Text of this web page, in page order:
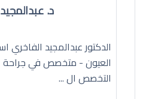
د.
الدكتور عبدالمجيد
العيون - متخصص في جراحة
التخصص ال ...